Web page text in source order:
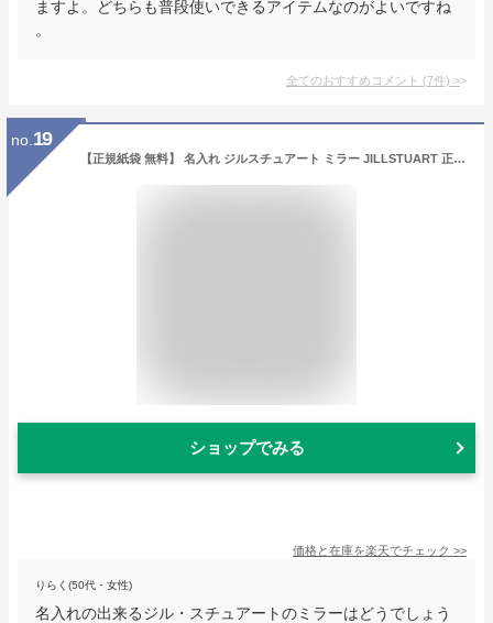
ますよ。どちらも普段使いできるアイテムなのがよいですね
。
全てのおすすめコメント (7件) >
no. 19
【正規紙袋 無料】 名入れ ジルスチュアート ミラー JILLSTUART 正規品 誕生日プレゼント 女友達 友達 コンパクトミラー 4 名入れ ギフト ジルスチュアート ミラー 名入れ プレゼント ハンドミラー 手鏡 持ち運び 年 通販 ギフト プレゼント 通販 母の日
ショップでみる
価格と在庫を楽天でチェック >>
りらく(50代・女性)
名入れの出来るジル・スチュアートのミラーはどうでしょう